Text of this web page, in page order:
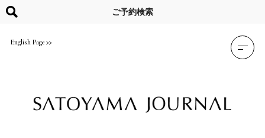
content
English Page
ご予約検索